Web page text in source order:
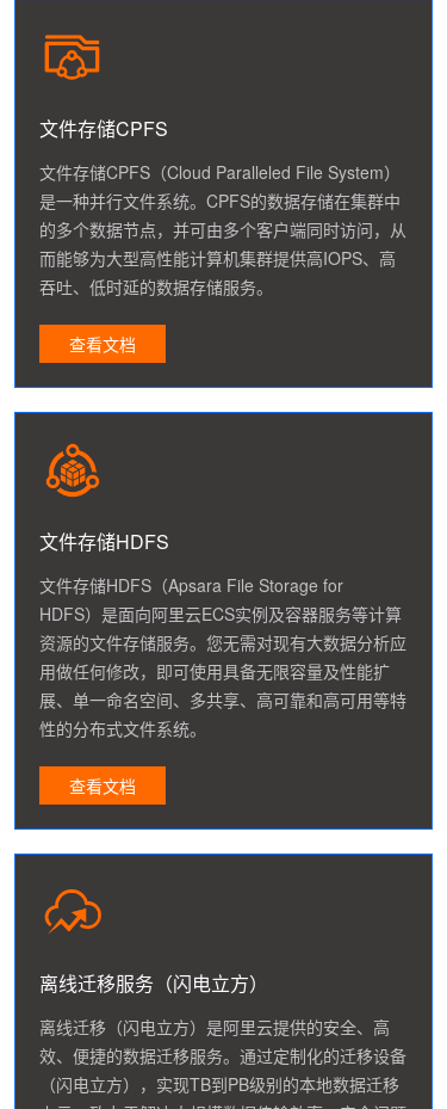
文件存储CPFS
文件存储CPFS（Cloud Paralleled File System）
是一种并行文件系统。CPFS的数据存储在集群中
的多个数据节点，并可由多个客户端同时访问，从
而能够为大型高性能计算机集群提供高IOPS、高
吞吐、低时延的数据存储服务。
查看文档
文件存储HDFS
文件存储HDFS（Apsara File Storage for
HDFS）是面向阿里云ECS实例及容器服务等计算
资源的文件存储服务。您无需对现有大数据分析应
用做任何修改，即可使用具备无限容量及性能扩
展、单一命名空间、多共享、高可靠和高可用等特
性的分布式文件系统。
查看文档
离线迁移服务（闪电立方）
离线迁移（闪电立方）是阿里云提供的安全、高
效、便捷的数据迁移服务。通过定制化的迁移设备
（闪电立方），实现TB到PB级别的本地数据迁移